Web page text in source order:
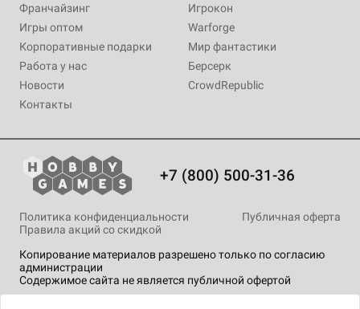
Франчайзинг
Игры оптом
Корпоративные подарки
Работа у нас
Новости
Контакты
Игрокон
Warforge
Мир фантастики
Берсерк
CrowdRepublic
+7 (800) 500-31-36
Копирование материалов разрешено только по согласию
администрации
Содержимое сайта не является публичной офертой
Политика конфиденциальности
Публичная оферта
Правила акций со скидкой